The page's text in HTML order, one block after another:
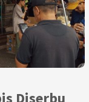
Diserbu